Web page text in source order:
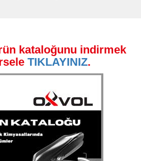
kataloğunu indirmek
TIKLAYINIZ.